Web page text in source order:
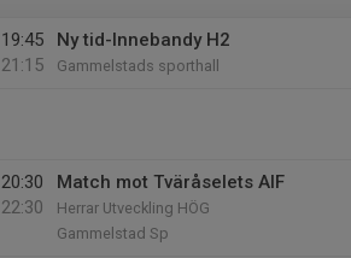
19:45
21:15
Ny tid-Innebandy H2
Gammelstads sporthall
20:30
22:30
Match mot Tväråselets AIF
Herrar Utveckling HÖG
Gammelstad Sp